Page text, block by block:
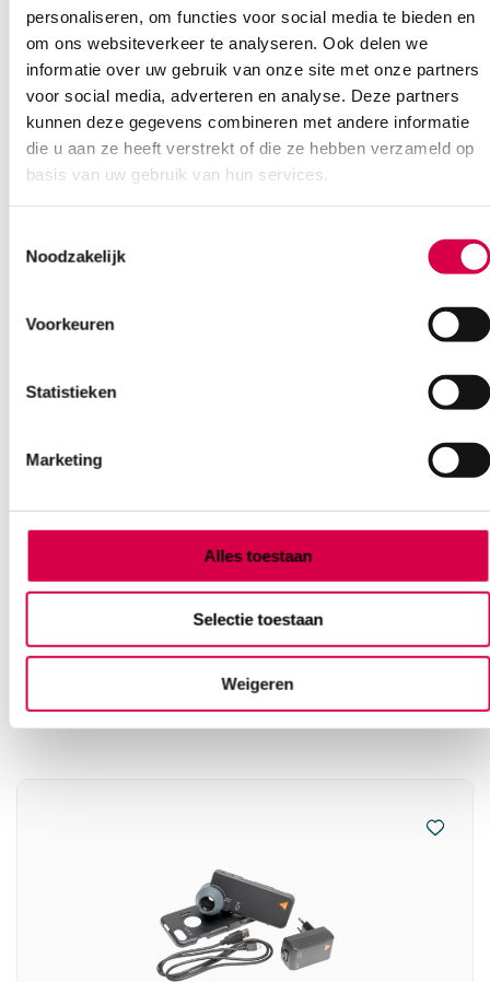
personaliseren, om functies voor social media te bieden en
om ons websiteverkeer te analyseren. Ook delen we
informatie over uw gebruik van onze site met onze partners
voor social media, adverteren en analyse. Deze partners
kunnen deze gegevens combineren met andere informatie
die u aan ze heeft verstrekt of die ze hebben verzameld op
basis van uw gebruik van hun services.
Noodzakelijk
Voorkeuren
Statistieken
Marketing
Alles toestaan
Selectie toestaan
Weigeren
Heine iC1 contactplaat + schaalverdeling (1)
202.99
incl. BTW
Vaak gekocht in combinatie